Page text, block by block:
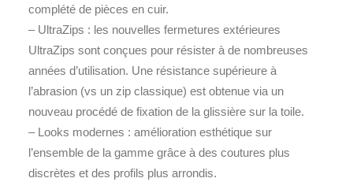
complété de pièces en cuir.
– UltraZips : les nouvelles fermetures extérieures
UltraZips sont conçues pour résister à de nombreuses
années d’utilisation. Une résistance supérieure à
l’abrasion (vs un zip classique) est obtenue via un
nouveau procédé de fixation de la glissière sur la toile.
– Looks modernes : amélioration esthétique sur
l’ensemble de la gamme grâce à des coutures plus
discrètes et des profils plus arrondis.